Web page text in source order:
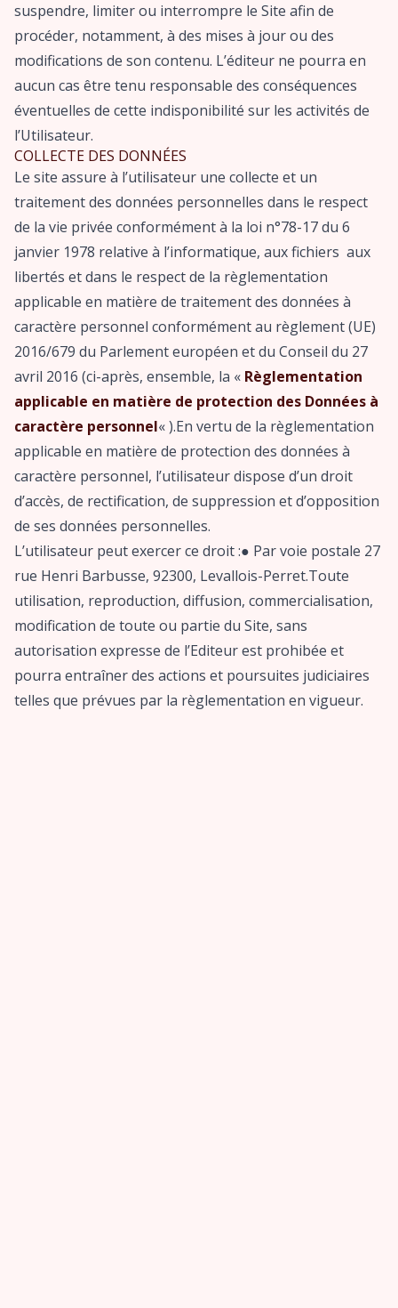
suspendre, limiter ou interrompre le Site afin de
procéder, notamment, à des mises à jour ou des
modifications de son contenu. L’éditeur ne pourra en
aucun cas être tenu responsable des conséquences
éventuelles de cette indisponibilité sur les activités de
l’Utilisateur.
COLLECTE DES DONNÉES
Le site assure à l’utilisateur une collecte et un
traitement des données personnelles dans le respect
de la vie privée conformément à la loi n°78-17 du 6
janvier 1978 relative à l’informatique, aux fichiers aux
libertés et dans le respect de la règlementation
applicable en matière de traitement des données à
caractère personnel conformément au règlement (UE)
2016/679 du Parlement européen et du Conseil du 27
avril 2016 (ci-après, ensemble, la « Règlementation
applicable en matière de protection des Données à
caractère personnel« ).En vertu de la règlementation
applicable en matière de protection des données à
caractère personnel, l’utilisateur dispose d’un droit
d’accès, de rectification, de suppression et d’opposition
de ses données personnelles.
L’utilisateur peut exercer ce droit :● Par voie postale 27
rue Henri Barbusse, 92300, Levallois-Perret.Toute
utilisation, reproduction, diffusion, commercialisation,
modification de toute ou partie du Site, sans
autorisation expresse de l’Editeur est prohibée et
pourra entraîner des actions et poursuites judiciaires
telles que prévues par la règlementation en vigueur.